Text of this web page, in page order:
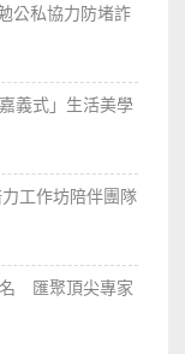
公私協力防堵詐
義式」生活美學
工作坊陪伴團隊
名 匯聚頂尖專家